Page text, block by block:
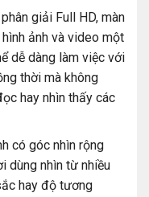
giải Full HD, màn
ảnh và video một
dễ dàng làm việc với
thời mà không
hay nhìn thấy các
có góc nhìn rộng
dùng nhìn từ nhiều
hay độ tương